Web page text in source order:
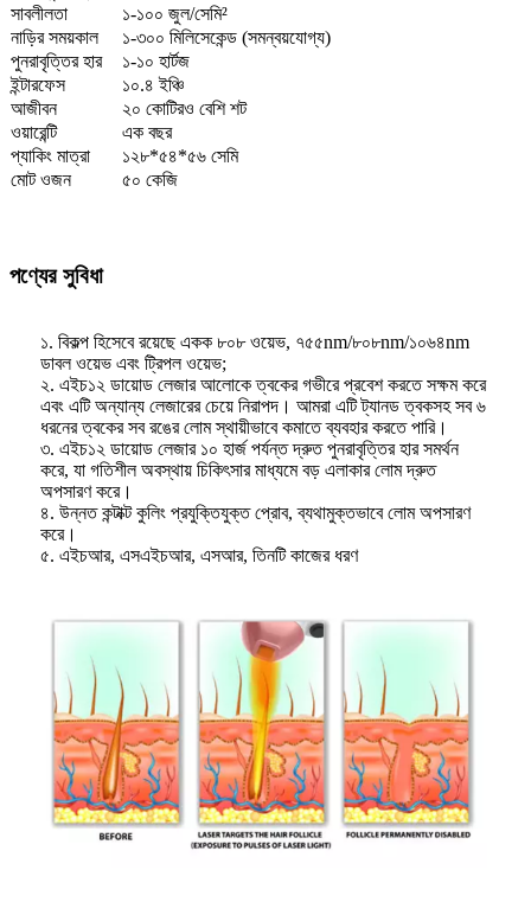
সাবলীলতা
১-১০০ জুল/সেমি²
নাড়ির সময়কাল
১-৩০০ মিলিসেকেন্ড (সমন্বয়যোগ্য)
পুনরাবৃত্তির হার
১-১০ হার্টজ
ইন্টারফেস
১০.৪ ইঞ্চি
আজীবন
২০ কোটিরও বেশি শট
ওয়ারেন্টি
এক বছর
প্যাকিং মাত্রা
১২৮*৫৪*৫৬ সেমি
মোট ওজন
৫০ কেজি
পণ্যের সুবিধা
১. বিকল্প হিসেবে রয়েছে একক ৮০৮ ওয়েভ, ৭৫৫nm/৮০৮nm/১০৬৪nm
ডাবল ওয়েভ এবং ট্রিপল ওয়েভ;
২. এইচ১২ ডায়োড লেজার আলোকে ত্বকের গভীরে প্রবেশ করতে সক্ষম করে
এবং এটি অন্যান্য লেজারের চেয়ে নিরাপদ। আমরা এটি ট্যানড ত্বকসহ সব ৬
ধরনের ত্বকের সব রঙের লোম স্থায়ীভাবে কমাতে ব্যবহার করতে পারি।
৩. এইচ১২ ডায়োড লেজার ১০ হার্জ পর্যন্ত দ্রুত পুনরাবৃত্তির হার সমর্থন
করে, যা গতিশীল অবস্থায় চিকিৎসার মাধ্যমে বড় এলাকার লোম দ্রুত
অপসারণ করে।
৪. উন্নত কন্টাক্ট কুলিং প্রযুক্তিযুক্ত প্রোব, ব্যথামুক্তভাবে লোম অপসারণ
করে।
৫. এইচআর, এসএইচআর, এসআর, তিনটি কাজের ধরণ